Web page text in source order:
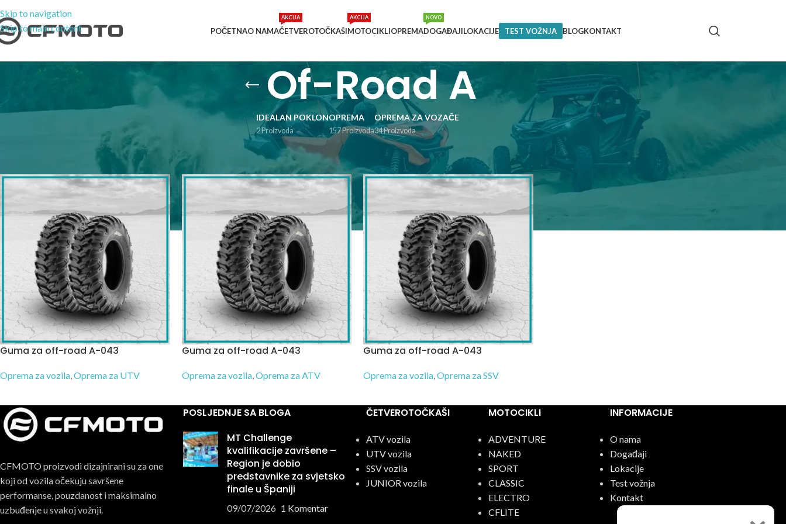
Skip to navigation
Skip to main content
POČETNAO NAMAČETVEROTOČKAŠI
AKCIJA
MOTOCIKLI
AKCIJA
OPREMADOGAĐAJI
NOVO
LOKACIJE TEST VOŽNJA BLOGKONTAKT
Of-Road A
IDEALAN POKLON
2 Proizvoda
OPREMA
157 Proizvoda
OPREMA ZA VOZAČE
34 Proizvoda
Proizvodi označeni “Of-Road A” Show 12 18
Guma za off-road A-043
Oprema za vozila Oprema za UTV
Guma za off-road A-043
Oprema za vozila, Oprema za ATV
Guma za off-road A-043
Oprema za vozila Oprema za SSV
CFMOTO proizvodi dizajnirani su za one
koji od vozila očekuju savršene
performanse, pouzdanost i maksimalno
uzbuđenje u svakoj vožnji.
POSLJEDNJE SA BLOGA
MT Challenge
kvalifikacije završene –
Region je dobio
predstavnike za svjetsko
finale u Španiji
09/07/2026 1 Komentar
ČETVEROTOČKAŠI
ATV vozila
UTV vozila
SSV vozila
JUNIOR vozila
MOTOCIKLI
ADVENTURE
NAKED
SPORT
CLASSIC
ELECTRO
CFLITE
INFORMACIJE
O nama
Događaji
Lokacije
Test vožnja
Kontakt